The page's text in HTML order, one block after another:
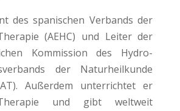
des spanischen Verbands der
(AEHC) und Leiter der
Kommission des Hydro-
der Naturheilkunde
Außerdem unterrichtet er
Therapie und gibt weltweit